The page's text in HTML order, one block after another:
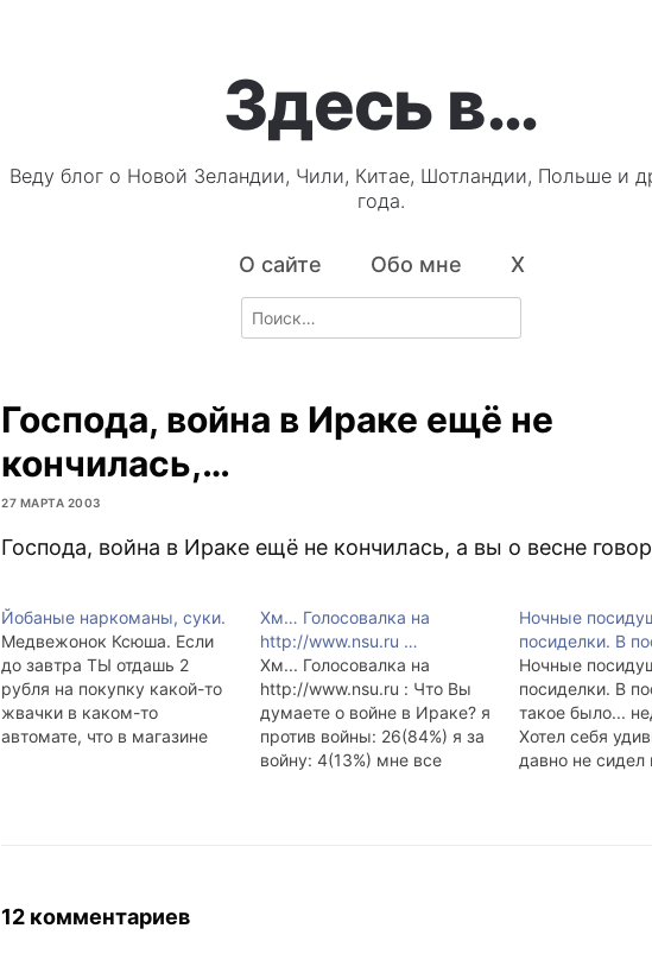
Здесь в…
Веду блог о Новой Зеландии, Чили, Китае, Шотландии, Польше и
года.
О сайте Обо мне X
Search
for:
Господа, война в Ираке ещё не
кончилась,…
27 МАРТА 2003
Господа, война в Ираке ещё не кончилась, а вы о весне
Йобаные наркоманы, суки.
Медвежонок Ксюша. Если
до завтра ТЫ отдашь 2
рубля на покупку какой-то
жвачки в каком-то
автомате, что в магазине
Хм… Голосовалка на
http://www.nsu.ru …
Хм... Голосовалка на
http://www.nsu.ru : Что Вы
думаете о войне в Ираке? я
против войны: 26(84%) я за
войну: 4(13%) мне все
Ночные
посиделки. В
Ночные
посиделки. В
такое было...
Хотел себя
давно не сидел
12 комментариев